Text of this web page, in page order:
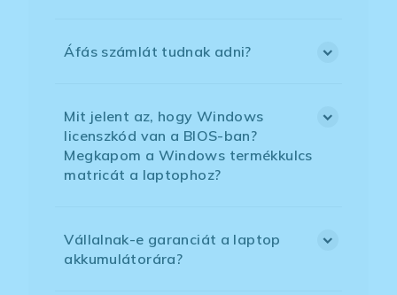
Áfás számlát tudnak adni?
Mit jelent az, hogy Windows
licenszkód van a BIOS-ban?
Megkapom a Windows termékkulcs
matricát a laptophoz?
Vállalnak-e garanciát a laptop
akkumulátorára?